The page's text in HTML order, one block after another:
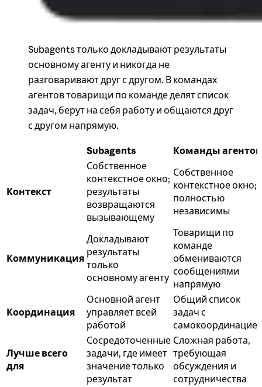
Subagents только докладывают результаты
основному агенту и никогда не
разговаривают друг с другом. В командах
агентов товарищи по команде делят список
задач, берут на себя работу и общаются друг
с другом напрямую.
Subagents Команды агентов
Контекст
Собственное
контекстное окно;
результаты
возвращаются
вызывающему
Собственное
контекстное окно;
полностью
независимы
Коммуникация
Докладывают
результаты
только
основному агенту
Товарищи по
команде
обмениваются
сообщениями
напрямую
Координация
Основной агент
управляет всей
работой
Общий список
задач с
Лучше всего
для
Сосредоточенные
задачи, где имеет
значение только
результат
Сложная работа,
требующая
обсуждения и
сотрудничества